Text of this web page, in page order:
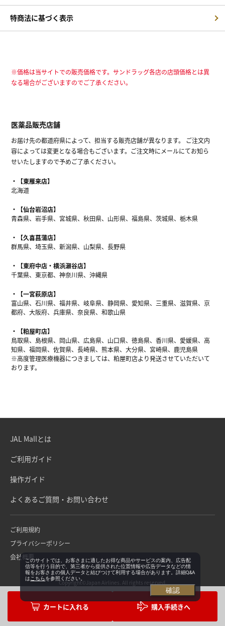
購入手続きへ
特商法に基づく表示
※価格は当サイトでの販売価格です。サンドラッグ各店の店頭価格とは異
なる場合がございますのでご了承ください。
医薬品販売店舗
お届け先の都道府県によって、担当する販売店舗が異なります。 ご注文内
容によっては変更となる場合もございます。ご注文時にメールにてお知ら
せいたしますので予めご了承ください。
【東雁来店】
北海道
【仙台岩沼店】
青森県、岩手県、宮城県、秋田県、山形県、福島県、茨城県、栃木県
【久喜菖蒲店】
群馬県、埼玉県、新潟県、山梨県、長野県
【東府中店・横浜瀬谷店】
千葉県、東京都、神奈川県、沖縄県
【一宮萩原店】
富山県、石川県、福井県、岐阜県、静岡県、愛知県、三重県、滋賀県、京
都府、大阪府、兵庫県、奈良県、和歌山県
【粕屋町店】
鳥取県、島根県、岡山県、広島県、山口県、徳島県、香川県、愛媛県、高
知県、福岡県、佐賀県、長崎県、熊本県、大分県、宮崎県、鹿児島県
※高度管理医療機器につきましては、粕屋町店より発送させていただいて
おります。
JAL Mallとは
ご利用ガイド
操作ガイド
よくあるご質問・お問い合わせ
ご利用規約
プライバシーポリシー
会社概要
Copyright©Japan Airlines. All rights reserved.
このサイトでは、お客さまに適したお得な商品やサービスの案内、広告配
信等を行う目的で、第三者から提供された位置情報や広告データなどの情
報をお客さまの個人データと結びつけて利用する場合があります。詳細Q&A
は こちらを参照ください。
確認